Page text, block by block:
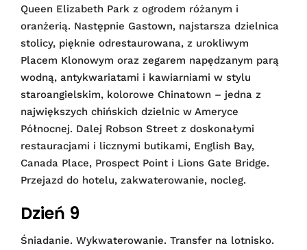
Queen Elizabeth Park z ogrodem różanym i
oranżerią. Następnie Gastown, najstarsza dzielnica
stolicy, pięknie odrestaurowana, z urokliwym
Placem Klonowym oraz zegarem napędzanym parą
wodną, antykwariatami i kawiarniami w stylu
staroangielskim, kolorowe Chinatown – jedna z
największych chińskich dzielnic w Ameryce
Północnej. Dalej Robson Street z doskonałymi
restauracjami i licznymi butikami, English Bay,
Canada Place, Prospect Point i Lions Gate Bridge.
Przejazd do hotelu, zakwaterowanie, nocleg.
Dzień 9
Śniadanie. Wykwaterowanie. Transfer na lotnisko.